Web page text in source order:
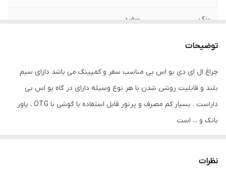
رنگ سفید
توضیحات
چراغ ال ای دی یو اس بی مناسب سفر و کمپینگ می باشد دارای سیم
بلند و قابلیت روشن شدن با هر نوع وسیله دارای در گاه یو اس بی
داراست . بسیار کم مصرف و پرنور قابل استفاده با گوشی با OTG ، پاور
بانک و ... است
نظرات